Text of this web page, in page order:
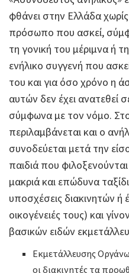
φθάνει στην Ελλάδα
πρόσωπο που ασκεί,
τη γονική του μέριμνα ή
ενήλικο συγγενή που
του και για όσο χρόνο η
αυτών δεν έχει
σύμφωνα με τον νόμο.
περιλαμβάνεται και ο
συνοδεύεται μετά την
παιδιά που
μακριά και επώδυνα
υποσχέσεις διακινητών ή
οικογένειές τους) και
βασικών ειδών
Εκμετάλλευσης
οι διακινητές τα